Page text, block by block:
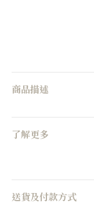
商品描述
了解更多
送貨及付款方式